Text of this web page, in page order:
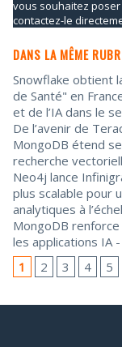
vous souhaitez
contactez-le
DANS LA MÊME
Snowflake obtient
de Santé" en
et de l’IA dans le
De l’avenir de
MongoDB étend
recherche
Neo4j lance
plus scalable pour
analytiques à
MongoDB
les applications IA
1
2 3 4 5